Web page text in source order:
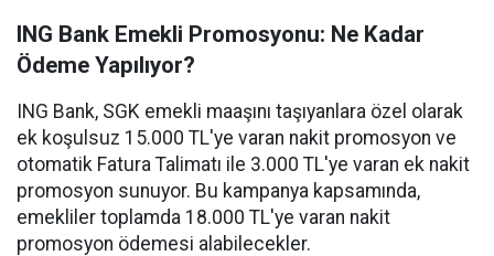
ING Bank Emekli Promosyonu: Ne Kadar
Ödeme Yapılıyor?
ING Bank, SGK emekli maaşını taşıyanlara özel olarak
ek koşulsuz 15.000 TL'ye varan nakit promosyon ve
otomatik Fatura Talimatı ile 3.000 TL'ye varan ek nakit
promosyon sunuyor. Bu kampanya kapsamında,
emekliler toplamda 18.000 TL'ye varan nakit
promosyon ödemesi alabilecekler.